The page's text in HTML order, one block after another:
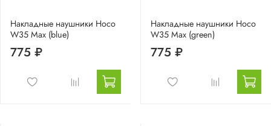
Накладные наушники Hoco
W35 Max (blue)
775 ₽
Накладные наушники Hoco
W35 Max (green)
775 ₽